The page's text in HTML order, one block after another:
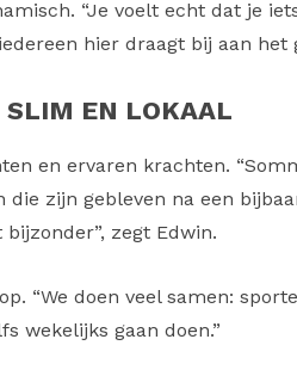
“Je voelt echt dat je
hier draagt bij aan het
SLIM EN LOKAAL
en ervaren krachten.
zijn gebleven na een
zegt Edwin.
“We doen veel samen:
wekelijks gaan doen.”